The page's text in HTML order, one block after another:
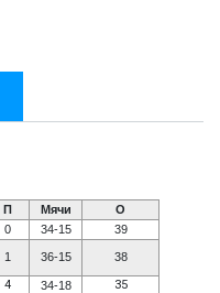
П Мячи
О
0 34-15 39
1 36-15 38
4 34-18 35